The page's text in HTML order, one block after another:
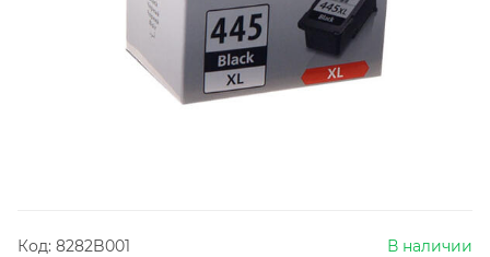
Код: 8282B001 В наличии